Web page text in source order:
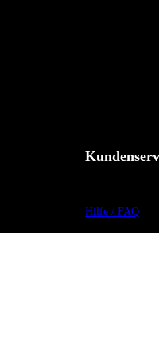
Hilfe / FAQ